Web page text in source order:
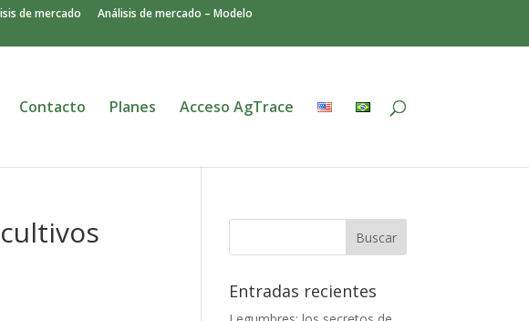
de mercado
Análisis de mercado – Modelo
Contacto Planes Acceso AgTrace
Entradas recientes